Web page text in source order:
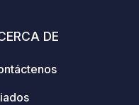
DE